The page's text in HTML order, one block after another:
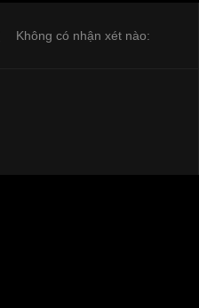
Không có nhận xét nào: